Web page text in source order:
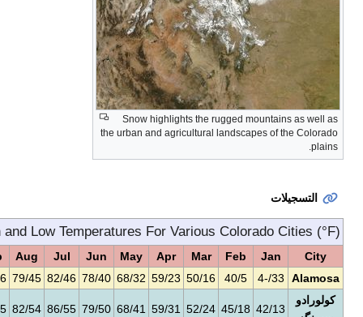
Snow highlights the
the urban and agricultural
Monthly Normal High and Low Temperatures For Various
Mar
Apr
May
Jun
Jul
Aug
Sep
Oct
Nov
Dec
50/16
59/23
68/32
78/40
82/46
79/45
72/36
62/24
46/11
35/-1
52/24
59/31
68/41
79/50
86/55
82/54
74/45
63/34
50/23
42/16